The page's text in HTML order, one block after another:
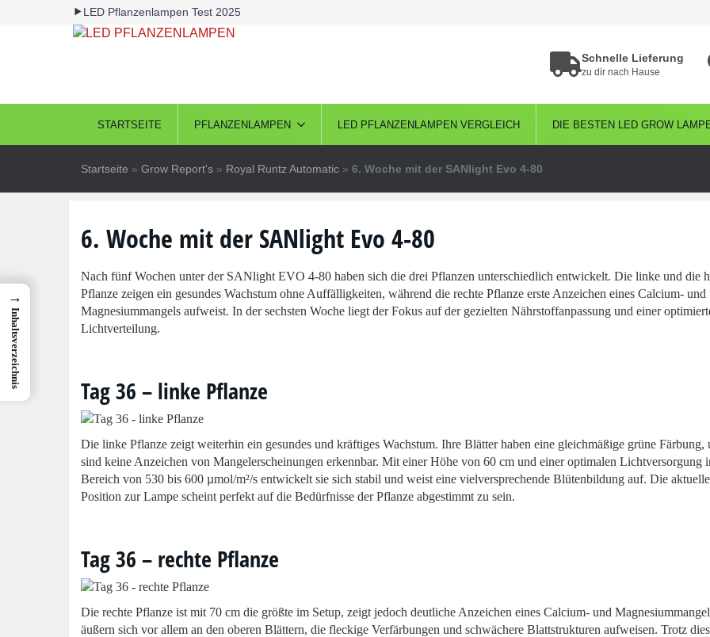
LED Pflanzenlampen Test 2025
Schnelle Lieferung
zu dir nach Hause
STARTSEITE PFLANZENLAMPEN LED PFLANZENLAMPEN VERGLEICH DIE BESTEN LED GROW
Startseite » Grow Report's » Royal Runtz Automatic » 6. Woche mit der SANlight Evo 4-80
6. Woche mit der SANlight Evo 4-80
Nach fünf Wochen unter der SANlight EVO 4-80 haben sich die drei Pflanzen unterschiedlich entwickelt. Die linke und die
Pflanze zeigen ein gesundes Wachstum ohne Auffälligkeiten, während die rechte Pflanze erste Anzeichen eines Calcium- und
Magnesiummangels aufweist. In der sechsten Woche liegt der Fokus auf der gezielten Nährstoffanpassung und einer
Lichtverteilung.
Tag 36 – linke Pflanze
Die linke Pflanze zeigt weiterhin ein gesundes und kräftiges Wachstum. Ihre Blätter haben eine gleichmäßige grüne Färbung,
sind keine Anzeichen von Mangelerscheinungen erkennbar. Mit einer Höhe von 60 cm und einer optimalen Lichtversorgung
Bereich von 530 bis 600 µmol/m²/s entwickelt sie sich stabil und weist eine vielversprechende Blütenbildung auf. Die aktuelle
Position zur Lampe scheint perfekt auf die Bedürfnisse der Pflanze abgestimmt zu sein.
Tag 36 – rechte Pflanze
Die rechte Pflanze ist mit 70 cm die größte im Setup, zeigt jedoch deutliche Anzeichen eines Calcium- und
äußern sich vor allem an den oberen Blättern, die fleckige Verfärbungen und schwächere Blattstrukturen aufweisen. Trotz
→
Inhaltsverzeichnis